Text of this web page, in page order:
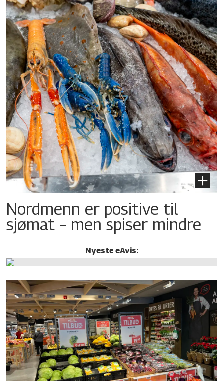
Nordmenn er positive til
sjømat – men spiser mindre
Nyeste eAvis: